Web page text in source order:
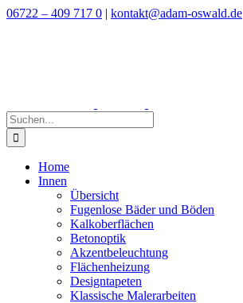
Zum
06722 – 409 717 0 | kontakt@adam-oswald.de
Suche
nach:
Home
Innen
Übersicht
Fugenlose Bäder und Böden
Kalkoberflächen
Betonoptik
Akzentbeleuchtung
Flächenheizung
Designtapeten
Klassische Malerarbeiten